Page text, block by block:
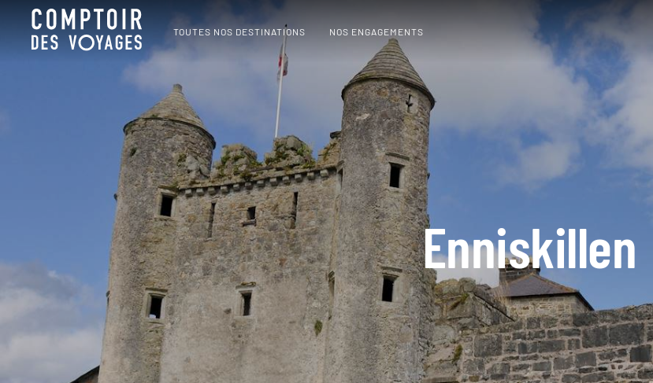
TOUTES NOS DESTINATIONS NOS ENGAGEMENTS
Enniskillen